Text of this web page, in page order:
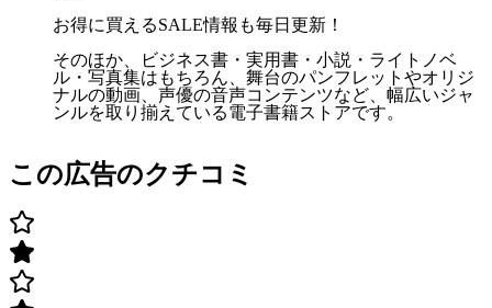
お得に買えるSALE情報も毎日更新！
そのほか、ビジネス書・実用書・小説・ライトノベ
ル・写真集はもちろん、舞台のパンフレットやオリジ
ナルの動画、声優の音声コンテンツなど、幅広いジャ
ンルを取り揃えている電子書籍ストアです。
この広告のクチコミ